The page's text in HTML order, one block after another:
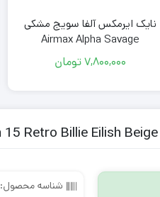
نایک ایرمکس آلفا سویج مشکی
Airmax Alpha Savage
7,800,000تومان
شناسه محصول: